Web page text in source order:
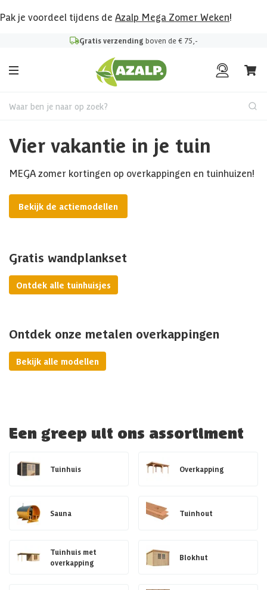
Pak je voordeel tijdens de Azalp Mega Zomer Weken!
Gratis verzending boven de € 75,-
Waar ben je naar op zoek?
Vier vakantie in je tuin
MEGA zomer kortingen op overkappingen en tuinhuizen!
Bekijk de actiemodellen
Gratis wandplankset
Ontdek alle tuinhuisjes
Ontdek onze metalen overkappingen
Bekijk alle modellen
Een greep uit ons assortiment
Tuinhuis Overkapping
Sauna Tuinhout
Tuinhuis met
overkapping
Blokhut